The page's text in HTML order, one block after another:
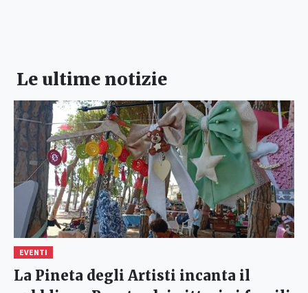
Le ultime notizie
EVENTI
La Pineta degli Artisti incanta il